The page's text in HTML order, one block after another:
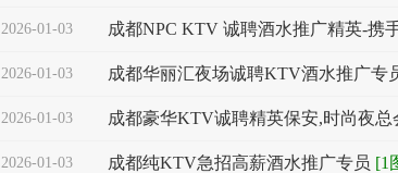
2026-01-03 成都NPC KTV 诚聘酒水推广精英-携
2026-01-03 成都华丽汇夜场诚聘KTV酒水推广专
2026-01-03 成都豪华KTV诚聘精英保安,时尚夜
2026-01-03 成都纯KTV急招高薪酒水推广专员 [1